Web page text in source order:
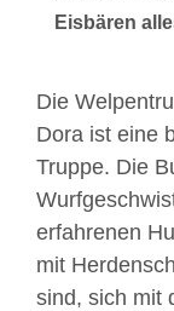
Eisbären
Die
Dora ist eine
Truppe. Die
erfahrenen
mit
sind, sich mit